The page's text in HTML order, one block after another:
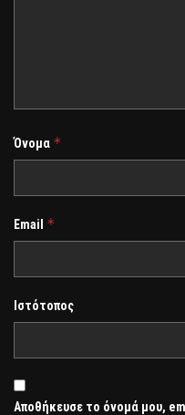
Όνομα *
Email *
Ιστότοπος
Αποθήκευσε το όνομά μου,